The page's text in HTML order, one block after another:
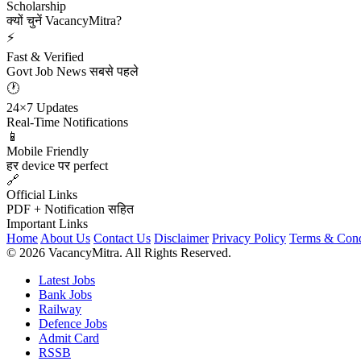
Scholarship
क्यों चुनें VacancyMitra?
⚡
Fast & Verified
Govt Job News सबसे पहले
🕐
24×7 Updates
Real-Time Notifications
📱
Mobile Friendly
हर device पर perfect
🔗
Official Links
PDF + Notification सहित
Important Links
Home About Us Contact Us Disclaimer Privacy Policy Terms &
© 2026 VacancyMitra. All Rights Reserved.
Latest Jobs
Bank Jobs
Railway
Defence Jobs
Admit Card
RSSB